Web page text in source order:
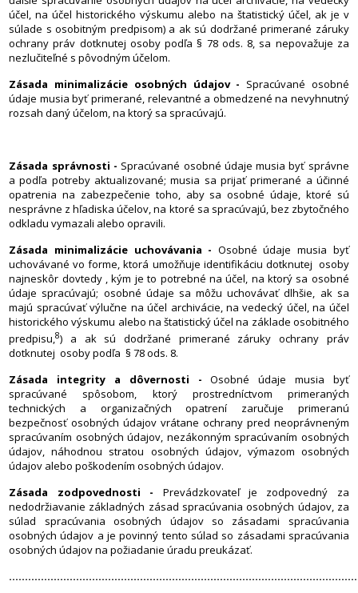
účel, na účel historického výskumu alebo na štatistický účel, ak je v
súlade s osobitným predpisom) a ak sú dodržané primerané záruky
ochrany práv dotknutej osoby podľa § 78 ods. 8, sa nepovažuje za
nezlučiteľné s pôvodným účelom.
Zásada minimalizácie osobných údajov - Spracúvané osobné
údaje musia byť primerané, relevantné a obmedzené na nevyhnutný
rozsah daný účelom, na ktorý sa spracúvajú.
Zásada správnosti - Spracúvané osobné údaje musia byť správne
a podľa potreby aktualizované; musia sa prijať primerané a účinné
opatrenia na zabezpečenie toho, aby sa osobné údaje, ktoré sú
nesprávne z hľadiska účelov, na ktoré sa spracúvajú, bez zbytočného
odkladu vymazali alebo opravili.
Zásada minimalizácie uchovávania - Osobné údaje musia byť
uchovávané vo forme, ktorá umožňuje identifikáciu dotknutej osoby
najneskôr dovtedy , kým je to potrebné na účel, na ktorý sa osobné
údaje spracúvajú; osobné údaje sa môžu uchovávať dlhšie, ak sa
majú spracúvať výlučne na účel archivácie, na vedecký účel, na účel
historického výskumu alebo na štatistický účel na základe osobitného
predpisu,8) a ak sú dodržané primerané záruky ochrany práv
dotknutej osoby podľa § 78 ods. 8.
Zásada integrity a dôvernosti -Osobné údaje musia byť
spracúvané spôsobom, ktorý prostredníctvom primeraných
technických a organizačných opatrení zaručuje primeranú
bezpečnosť osobných údajov vrátane ochrany pred neoprávneným
spracúvaním osobných údajov, nezákonným spracúvaním osobných
údajov, náhodnou stratou osobných údajov, výmazom osobných
údajov alebo poškodením osobných údajov.
Zásada zodpovednosti - Prevádzkovateľ je zodpovedný za
nedodržiavanie základných zásad spracúvania osobných údajov, za
súlad spracúvania osobných údajov so zásadami spracúvania
osobných údajov a je povinný tento súlad so zásadami spracúvania
osobných údajov na požiadanie úradu preukázať.